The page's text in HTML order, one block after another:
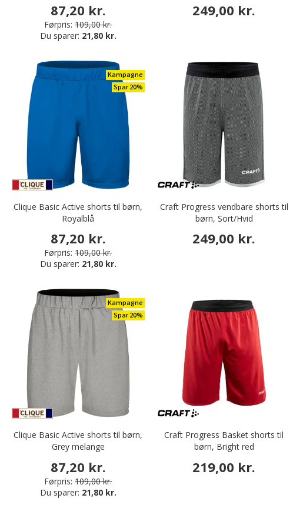
87,20 kr.
Førpris: 109,00 kr.
Du sparer: 21,80 kr.
249,00 kr.
Kampagne
Spar 20%
Clique Basic Active shorts til børn,
Royalblå
87,20 kr.
Førpris: 109,00 kr.
Du sparer: 21,80 kr.
Craft Progress vendbare shorts til
børn, Sort/Hvid
249,00 kr.
Kampagne
Spar 20%
Clique Basic Active shorts til børn,
Grey melange
87,20 kr.
Førpris: 109,00 kr.
Du sparer: 21,80 kr.
Craft Progress Basket shorts til
børn, Bright red
219,00 kr.